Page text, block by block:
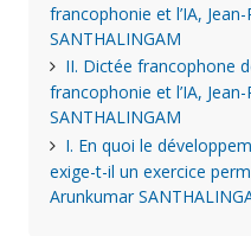
francophonie et l’IA,
SANTHALINGAM
II. Dictée francophone
francophonie et l’IA,
SANTHALINGAM
I. En quoi le
exige-t-il un exercice
Arunkumar